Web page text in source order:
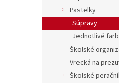
Pastelky
Súpravy
Jednotlivé
Školské
Vrecká na
Školské